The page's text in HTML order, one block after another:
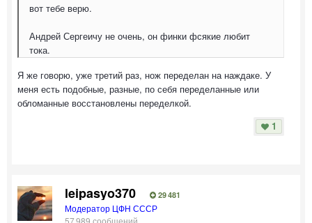
вот тебе верю.
Андрей Сергеичу не очень, он финки фсякие любит
тока.
Я же говорю, уже третий раз, нож переделан на наждаке. У
меня есть подобные, разные, по себя переделанные или
обломанные восстановлены переделкой.
1
leipasyo370 29 481
Модератор ЦФН СССР
57 989 сообщений